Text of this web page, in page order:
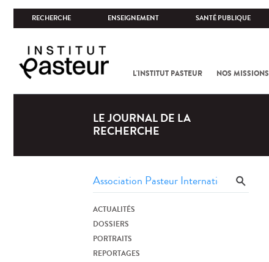
RECHERCHE ENSEIGNEMENT SANTÉ PUBLIQUE
L'INSTITUT PASTEUR NOS MISSIONS
LE JOURNAL DE LA
RECHERCHE
ACTUALITÉS
DOSSIERS
PORTRAITS
REPORTAGES